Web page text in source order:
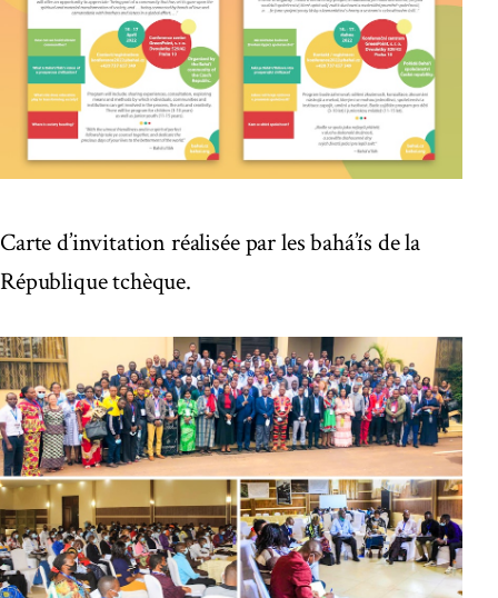
Carte d’invitation réalisée par les bahá’ís de la
République tchèque.